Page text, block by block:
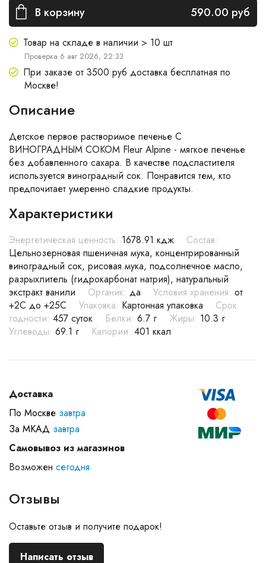
В корзину 590.00 руб
Товар на складе в наличии > 10 шт
Проверка 6 авг 2026, 22:33
При заказе от 3500 руб доставка бесплатная по
Москве!
Описание
Детское первое растворимое печенье С
ВИНОГРАДНЫМ СОКОМ Fleur Alpine - мягкое печенье
без добавленного сахара. В качестве подсластителя
используется виноградный сок. Понравится тем, кто
предпочитает умеренно сладкие продукты.
Характеристики
Энергетическая ценность: 1678.91 кдж
Состав:
Цельнозерновая пшеничная мука, концентрированный
виноградный сок, рисовая мука, подсолнечное масло,
разрыхлитель (гидрокарбонат натрия), натуральный
экстракт ванили
Органик: да Условия хранения: от
+2C до +25С
Упаковка: Картонная упаковка
Срок
годности: 457 суток Белки: 6.7 г Жиры: 10.3 г
Углеводы: 69.1 г Калории: 401 ккал
Доставка
По Москве завтра
За МКАД завтра
Самовывоз из магазинов
Возможен сегодня
Отзывы
Оставьте отзыв и получите подарок!
Написать отзыв